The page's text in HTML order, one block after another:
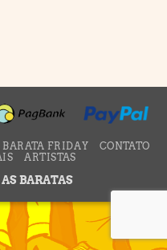
BARATA FRIDAY
CONTATO
ARTISTAS
AS BARATAS